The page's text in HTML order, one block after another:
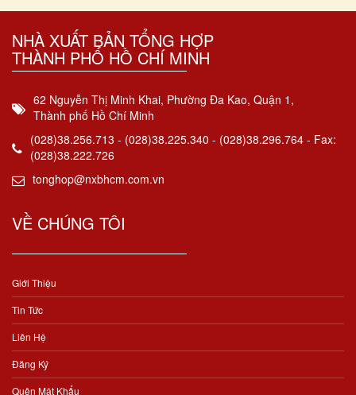
NHÀ XUẤT BẢN TỔNG HỢP
THÀNH PHỐ HỒ CHÍ MINH
62 Nguyễn Thị Minh Khai, Phường Đa Kao, Quận 1,
Thành phố Hồ Chí Minh
(028)38.256.713 - (028)38.225.340 - (028)38.296.764 - Fax:
(028)38.222.726
tonghop@nxbhcm.com.vn
VỀ CHÚNG TÔI
Giới Thiệu
Tin Tức
Liên Hệ
Đăng Ký
Quên Mật Khẩu